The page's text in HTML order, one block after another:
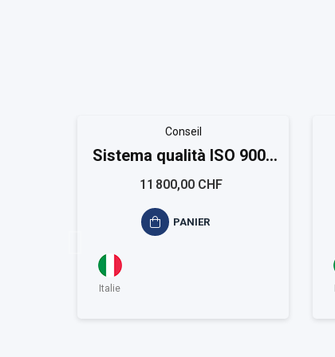
Conseil
Sistema qualità ISO 9001
Large
11 800,00 CHF
PANIER
Italie